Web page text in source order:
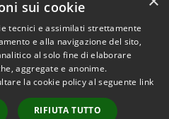
Copyright © 2026 • Comune di
Torre d'Isola • Powered by
Municipium•
Accesso
sui cookie
tecnici e assimilati strettamente
e alla navigazione del sito,
al solo fine di elaborare
aggregate e anonime.
la cookie policy al seguente link
RIFIUTA TUTTO